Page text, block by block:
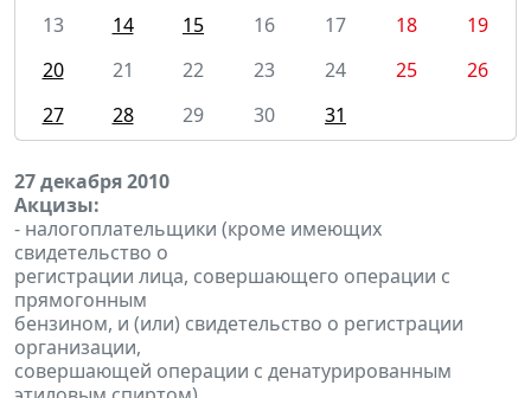
13
14 15 16 17 18
19
20
21 22 23 24 25
26
27
28 29 30 31
27 декабря 2010
Акцизы:
- налогоплательщики (кроме имеющих
свидетельство о
регистрации лица, совершающего операции с
прямогонным
бензином, и (или) свидетельство о регистрации
организации,
совершающей операции с денатурированным